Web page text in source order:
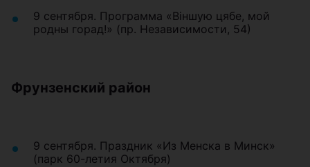
9 сентября. Программа «Віншую цябе, мой
родны горад!» (пр. Независимости, 54)
Фрунзенский район
9 сентября. Праздник «Из Менска в Минск»
(парк 60-летия Октября)